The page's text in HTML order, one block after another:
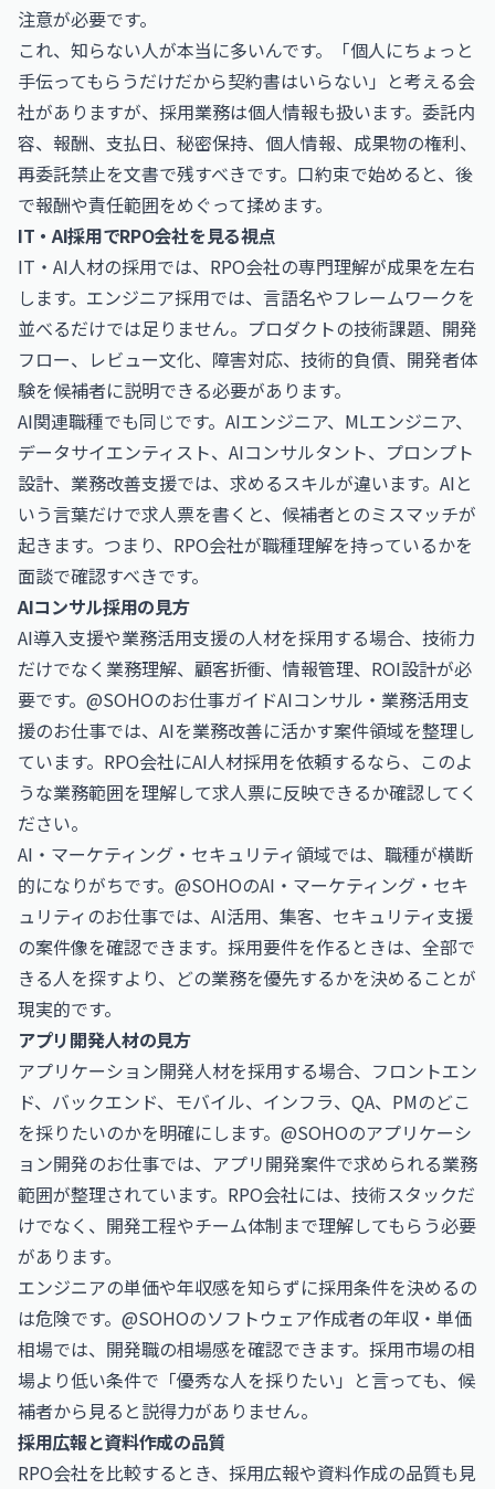
注意が必要です。
これ、知らない人が本当に多いんです。「個人にちょっと
手伝ってもらうだけだから契約書はいらない」と考える会
社がありますが、採用業務は個人情報も扱います。委託内
容、報酬、支払日、秘密保持、個人情報、成果物の権利、
再委託禁止を文書で残すべきです。口約束で始めると、後
で報酬や責任範囲をめぐって揉めます。
IT・AI採用でRPO会社を見る視点
IT・AI人材の採用では、RPO会社の専門理解が成果を左右
します。エンジニア採用では、言語名やフレームワークを
並べるだけでは足りません。プロダクトの技術課題、開発
フロー、レビュー文化、障害対応、技術的負債、開発者体
験を候補者に説明できる必要があります。
AI関連職種でも同じです。AIエンジニア、MLエンジニア、
データサイエンティスト、AIコンサルタント、プロンプト
設計、業務改善支援では、求めるスキルが違います。AIと
いう言葉だけで求人票を書くと、候補者とのミスマッチが
起きます。つまり、RPO会社が職種理解を持っているかを
面談で確認すべきです。
AIコンサル採用の見方
AI導入支援や業務活用支援の人材を採用する場合、技術力
だけでなく業務理解、顧客折衝、情報管理、ROI設計が必
要です。@SOHOのお仕事ガイドAIコンサル・業務活用支
援のお仕事では、AIを業務改善に活かす案件領域を整理し
ています。RPO会社にAI人材採用を依頼するなら、このよ
うな業務範囲を理解して求人票に反映できるか確認してく
ださい。
AI・マーケティング・セキュリティ領域では、職種が横断
的になりがちです。@SOHOのAI・マーケティング・セキ
ュリティのお仕事では、AI活用、集客、セキュリティ支援
の案件像を確認できます。採用要件を作るときは、全部で
きる人を探すより、どの業務を優先するかを決めることが
現実的です。
アプリ開発人材の見方
アプリケーション開発人材を採用する場合、フロントエン
ド、バックエンド、モバイル、インフラ、QA、PMのどこ
を採りたいのかを明確にします。@SOHOのアプリケーシ
ョン開発のお仕事では、アプリ開発案件で求められる業務
範囲が整理されています。RPO会社には、技術スタックだ
けでなく、開発工程やチーム体制まで理解してもらう必要
があります。
エンジニアの単価や年収感を知らずに採用条件を決めるの
は危険です。@SOHOのソフトウェア作成者の年収・単価
相場では、開発職の相場感を確認できます。採用市場の相
場より低い条件で「優秀な人を採りたい」と言っても、候
補者から見ると説得力がありません。
採用広報と資料作成の品質
RPO会社を比較するとき、採用広報や資料作成の品質も見